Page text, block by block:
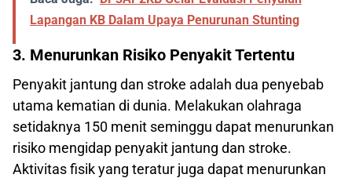
Lapangan KB Dalam Upaya Penurunan Stunting
3. Menurunkan Risiko Penyakit Tertentu
Penyakit jantung dan stroke adalah dua penyebab
utama kematian di dunia. Melakukan olahraga
setidaknya 150 menit seminggu dapat menurunkan
risiko mengidap penyakit jantung dan stroke.
Aktivitas fisik yang teratur juga dapat menurunkan